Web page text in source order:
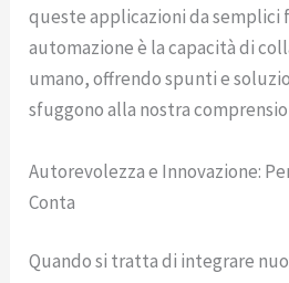
queste applicazioni da semplici
automazione è la capacità di
umano, offrendo spunti e
sfuggono alla nostra
Autorevolezza e Innovazione:
Conta
Quando si tratta di integrare